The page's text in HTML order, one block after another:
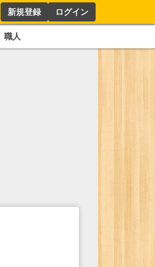
新規登録 ログイン
職人